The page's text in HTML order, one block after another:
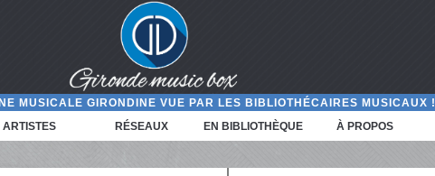
MUSICALE GIRONDINE VUE PAR LES BIBLIOTHÉCAIRES MUSICAUX !
ARTISTES RÉSEAUX EN BIBLIOTHÈQUE À PROPOS